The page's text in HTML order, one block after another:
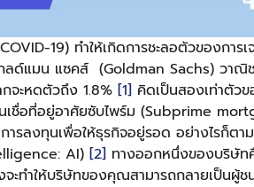
19) ทำให้เกิดการชะลอตัวของการ
ลด์แมน แซคส์ (Goldman Sachs) วาณิ
จะหดตัวถึง 1.8% [1] คิดเป็นสองเท่าตัว
ชื่อที่อยู่อาศัยซับไพร์ม (Subprime
ลงทุนเพื่อให้ธุรกิจอยู่รอด อย่างไรก็ตา
AI) [2] ทางออกหนึ่งของบริษัท
ะทำให้บริษัทของคุณสามารถกลายเป็นผู้ช